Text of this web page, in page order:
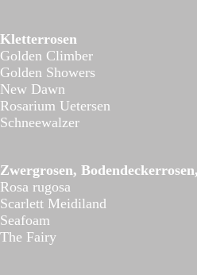
Kletterrosen
Golden Climber
Golden Showers
New Dawn
Rosarium Uetersen
Schneewalzer
Zwergrosen,
Rosa rugosa
Scarlett Meidiland
Seafoam
The Fairy